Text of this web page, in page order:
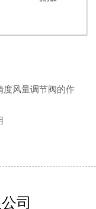
度风量调节阀的作
司